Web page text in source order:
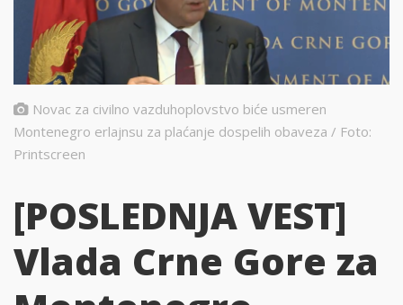
Novac za civilno vazduhoplovstvo biće usmeren
Montenegro erlajnsu za plaćanje dospelih obaveza / Foto:
Printscreen
[POSLEDNJA VEST]
Vlada Crne Gore za